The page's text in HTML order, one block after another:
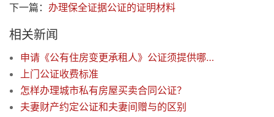
下一篇： 办理保全证据公证的证明材料
相关新闻
申请《公有住房变更承租人》公证须提供哪些材料
上门公证收费标准
怎样办理城市私有房屋买卖合同公证？
夫妻财产约定公证和夫妻间赠与的区别